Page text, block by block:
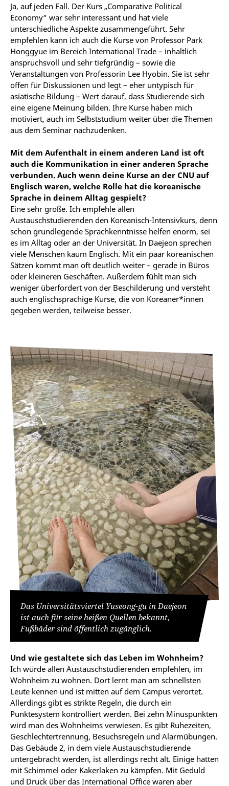
Ja, auf jeden Fall. Der Kurs „Comparative Political
Economy“ war sehr interessant und hat viele
unterschiedliche Aspekte zusammengeführt. Sehr
empfehlen kann ich auch die Kurse von Professor Park
Honggyue im Bereich International Trade – inhaltlich
anspruchsvoll und sehr tiefgründig – sowie die
Veranstaltungen von Professorin Lee Hyobin. Sie ist sehr
offen für Diskussionen und legt – eher untypisch für
asiatische Bildung – Wert darauf, dass Studierende sich
eine eigene Meinung bilden. Ihre Kurse haben mich
motiviert, auch im Selbststudium weiter über die Themen
aus dem Seminar nachzudenken.
Mit dem Aufenthalt in einem anderen Land ist oft
auch die Kommunikation in einer anderen Sprache
verbunden. Auch wenn deine Kurse an der CNU auf
Englisch waren, welche Rolle hat die koreanische
Sprache in deinem Alltag gespielt?
Eine sehr große. Ich empfehle allen
Austauschstudierenden den Koreanisch-Intensivkurs, denn
schon grundlegende Sprachkenntnisse helfen enorm, sei
es im Alltag oder an der Universität. In Daejeon sprechen
viele Menschen kaum Englisch. Mit ein paar koreanischen
Sätzen kommt man oft deutlich weiter – gerade in Büros
oder kleineren Geschäften. Außerdem fühlt man sich
weniger überfordert von der Beschilderung und versteht
auch englischsprachige Kurse, die von Koreaner*innen
gegeben werden, teilweise besser.
Das Universitätsviertel Yuseong-gu in Daejeon
ist auch für seine heißen Quellen bekannt,
Fußbäder sind öffentlich zugänglich.
Und wie gestaltete sich das Leben im Wohnheim?
Ich würde allen Austauschstudierenden empfehlen, im
Wohnheim zu wohnen. Dort lernt man am schnellsten
Leute kennen und ist mitten auf dem Campus verortet.
Allerdings gibt es strikte Regeln, die durch ein
Punktesystem kontrolliert werden. Bei zehn Minuspunkten
wird man des Wohnheims verwiesen. Es gibt Ruhezeiten,
Geschlechtertrennung, Besuchsregeln und Alarmübungen.
Das Gebäude 2, in dem viele Austauschstudierende
untergebracht werden, ist allerdings recht alt. Einige hatten
mit Schimmel oder Kakerlaken zu kämpfen. Mit Geduld
und Druck über das International Office waren aber